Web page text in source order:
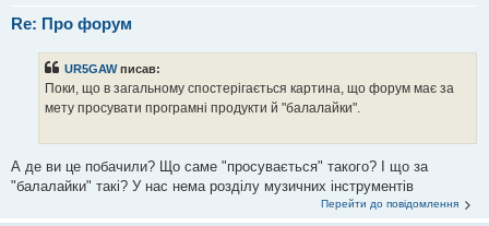
Re: Про форум
UR5GAWписав:
Поки, що в загальному спостерігається картина, що форум має за
мету просувати програмні продукти й "балалайки".
А де ви це побачили? Що саме "просувається" такого? І що за
"балалайки" такі? У нас нема розділу музичних інструментів
Перейти до повідомлення